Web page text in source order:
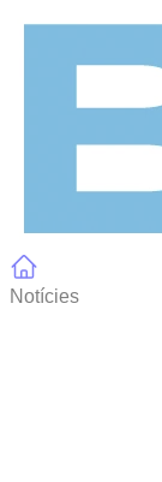
Notícies